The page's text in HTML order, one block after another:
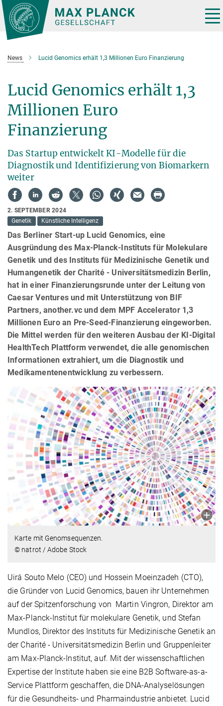
Hauptinhalt
News Lucid Genomics erhält 1,3 Millionen Euro Finanzierung
Lucid Genomics erhält 1,3
Millionen Euro
Finanzierung
Das Startup entwickelt KI-Modelle für die
Diagnostik und Identifizierung von Biomarkern
weiter
2. SEPTEMBER 2024
Genetik
Künstliche Intelligenz
Das Berliner Start-up Lucid Genomics, eine
Ausgründung des Max-Planck-Instituts für Molekulare
Genetik und des Instituts für Medizinische Genetik und
Humangenetik der Charité - Universitätsmedizin Berlin,
hat in einer Finanzierungsrunde unter der Leitung von
Caesar Ventures und mit Unterstützung von BIF
Partners, another.vc und dem MPF Accelerator 1,3
Millionen Euro an Pre-Seed-Finanzierung eingeworben.
Die Mittel werden für den weiteren Ausbau der KI-Digital
HealthTech Plattform verwendet, die alle genomischen
Informationen extrahiert, um die Diagnostik und
Medikamentenentwicklung zu verbessern.
Karte mit Genomsequenzen.
© natrot / Adobe Stock
Uirá Souto Melo (CEO) und Hossein Moeinzadeh (CTO),
die Gründer von Lucid Genomics, bauen ihr Unternehmen
auf der Spitzenforschung von Martin Vingron, Direktor am
Max-Planck-Institut für molekulare Genetik, und Stefan
Mundlos, Direktor des Instituts für Medizinische Genetik an
der Charité - Universitätsmedizin Berlin und Gruppenleiter
am Max-Planck-Institut, auf. Mit der wissenschaftlichen
Expertise der Institute haben sie eine B2B Software-as-a-
Service Plattform geschaffen, die DNA-Analyselösungen
für die Gesundheits- und Pharmaindustrie anbietet. Lucid